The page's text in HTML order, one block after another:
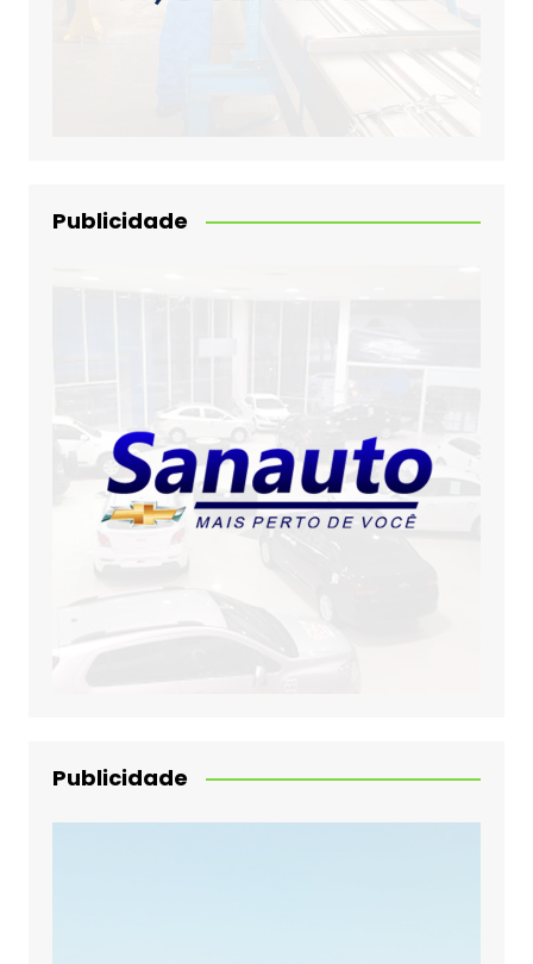
Publicidade
Publicidade